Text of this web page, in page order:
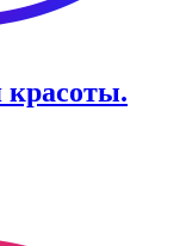
красоты.